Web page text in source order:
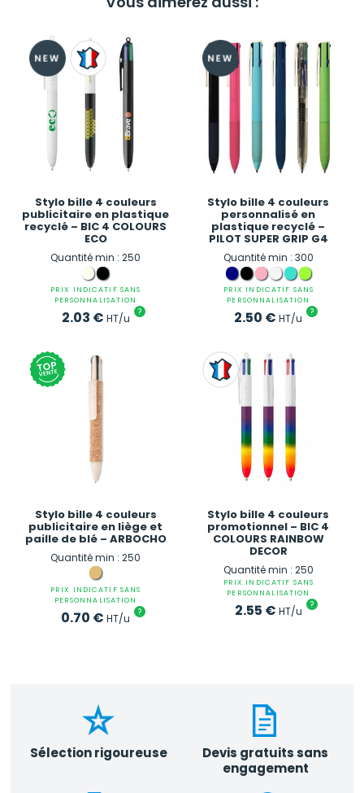
Stylo bille 4 couleurs
publicitaire en plastique
recyclé – BIC 4 COLOURS
ECO
Quantité min : 250
PRIX INDICATIF SANS
PERSONNALISATION
2.03 € HT/u ?
Stylo bille 4 couleurs
personnalisé en
plastique recyclé –
PILOT SUPER GRIP G4
Quantité min : 300
PRIX INDICATIF SANS
PERSONNALISATION
2.50 € HT/u ?
Stylo bille 4 couleurs
publicitaire en liège et
paille de blé – ARBOCHO
Quantité min : 250
PRIX INDICATIF SANS
PERSONNALISATION
0.70 € HT/u ?
Stylo bille 4 couleurs
promotionnel – BIC 4
COLOURS RAINBOW
DECOR
Quantité min : 250
PRIX INDICATIF SANS
PERSONNALISATION
2.55 € HT/u ?
Sélection rigoureuse
Devis gratuits sans
engagement